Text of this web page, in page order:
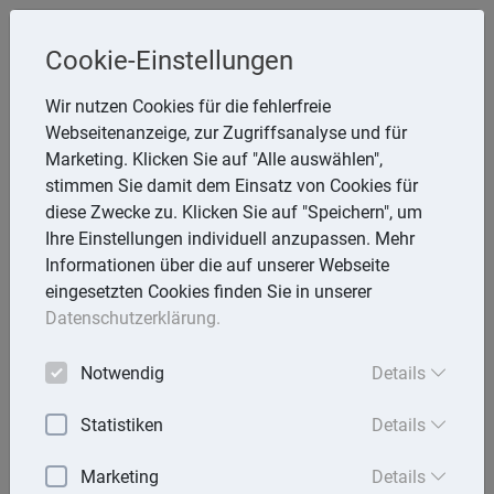
Melzer, StB
Storchsnest 6, 74535 Mainhardt
Telefon: 7903 7736
E-Mail:rathmann.melzer@t-online.de
Lexika
Volltext-Suche in den Lexika
Cookie-Einstellungen
Wir nutzen Cookies für die fehlerfreie
Webseitenanzeige, zur Zugriffsanalyse und für
Marketing. Klicken Sie auf "Alle auswählen",
stimmen Sie damit dem Einsatz von Cookies für
diese Zwecke zu. Klicken Sie auf "Speichern", um
Ihre Einstellungen individuell anzupassen. Mehr
Informationen über die auf unserer Webseite
eingesetzten Cookies finden Sie in unserer
Datenschutzerklärung.
Notwendig Details
Statistiken Details
Marketing Details